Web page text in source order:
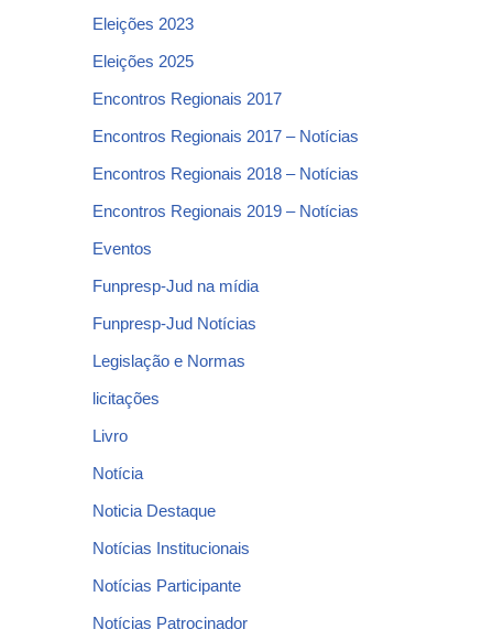
Eleições 2023
Eleições 2025
Encontros Regionais 2017
Encontros Regionais 2017 – Notícias
Encontros Regionais 2018 – Notícias
Encontros Regionais 2019 – Notícias
Eventos
Funpresp-Jud na mídia
Funpresp-Jud Notícias
Legislação e Normas
licitações
Livro
Notícia
Noticia Destaque
Notícias Institucionais
Notícias Participante
Notícias Patrocinador